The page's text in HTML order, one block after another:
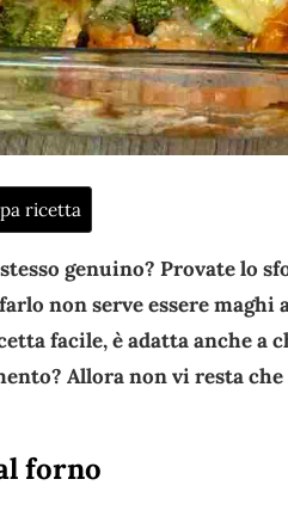
ricetta
genuino? Provate lo
non serve essere maghi
facile, è adatta anche a
Allora non vi resta che
forno